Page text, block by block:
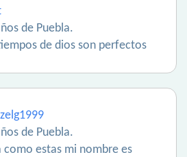
de Puebla.
de dios son perfectos
de Puebla.
como estas mi nombre es